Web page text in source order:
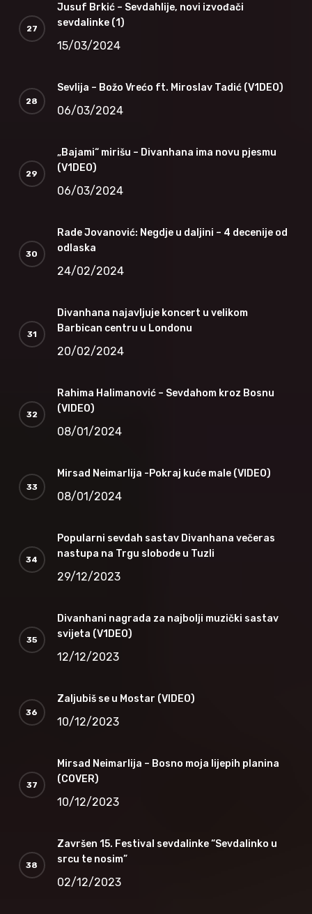
Jusuf Brkić – Sevdahlije, novi izvođači
sevdalinke (1)
15/03/2024
Sevlija – Božo Vrećo ft. Miroslav Tadić (V1DEO)
06/03/2024
„Bajami“ mirišu – Divanhana ima novu pjesmu
(V1DEO)
06/03/2024
Rade Jovanović: Negdje u daljini – 4 decenije od
odlaska
24/02/2024
Divanhana najavljuje koncert u velikom
Barbican centru u Londonu
20/02/2024
Rahima Halimanović – Sevdahom kroz Bosnu
(VIDEO)
08/01/2024
Mirsad Neimarlija -Pokraj kuće male (VIDEO)
08/01/2024
Popularni sevdah sastav Divanhana večeras
nastupa na Trgu slobode u Tuzli
29/12/2023
Divanhani nagrada za najbolji muzički sastav
svijeta (V1DEO)
12/12/2023
Zaljubiš se u Mostar (VIDEO)
10/12/2023
Mirsad Neimarlija – Bosno moja lijepih planina
(COVER)
10/12/2023
Završen 15. Festival sevdalinke “Sevdalinko u
srcu te nosim”
02/12/2023